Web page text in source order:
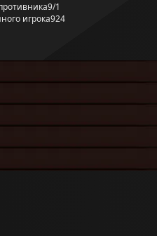
9/1
игрока924